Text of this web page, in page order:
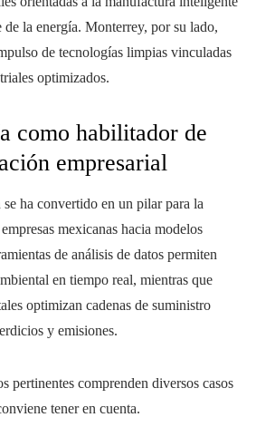
de la energía. Monterrey, por su lado,
de tecnologías limpias vinculadas
optimizados.
como habilitador de
empresarial
ha convertido en un pilar para la
mexicanas hacia modelos
de análisis de datos permiten
en tiempo real, mientras que
optimizan cadenas de suministro
y emisiones.
pertinentes comprenden diversos casos
tener en cuenta.